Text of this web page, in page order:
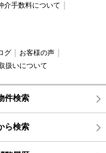
介手数料について
グ
お客様の声
扱いについて
件検索
ら検索